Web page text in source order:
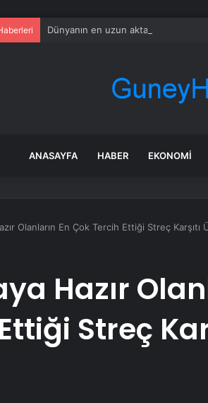
Dünyanın en uzun aktarmasız
ANASAYFA HABER EKONOMI
Olanların En Çok Tercih Ettiği Streç Karşıtı
Hazır
Streç